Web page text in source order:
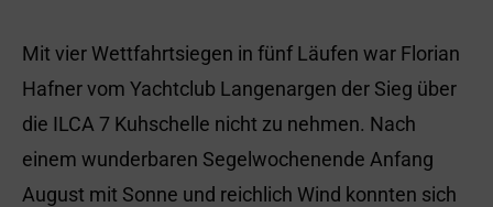
Mit vier Wettfahrtsiegen in fünf Läufen war Florian
Hafner vom Yachtclub Langenargen der Sieg über
die ILCA 7 Kuhschelle nicht zu nehmen. Nach
einem wunderbaren Segelwochenende Anfang
August mit Sonne und reichlich Wind konnten sich